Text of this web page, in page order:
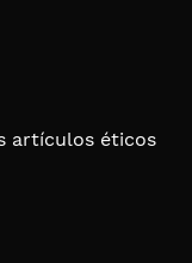
artículos éticos